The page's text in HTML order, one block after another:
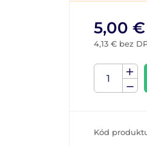
5,00 €
4,13 € bez
Kód